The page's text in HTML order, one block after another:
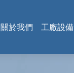
關於我們 工廠設備